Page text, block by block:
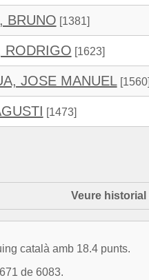
BRUNO [1381]
RODRIGO [1623]
JOSE MANUEL[1560]
[1473]
Veure
català amb 18.4 punts.
de 6083.